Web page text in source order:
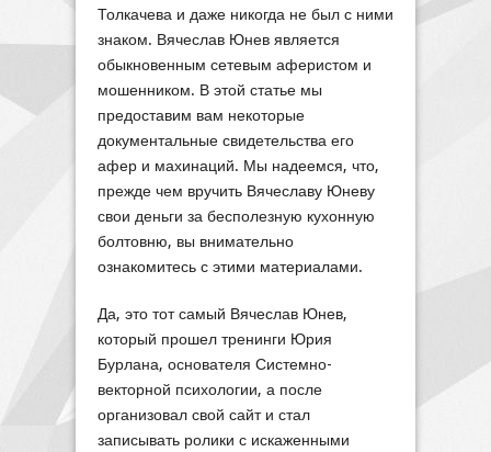
Толкачева и даже никогда не был с ними
знаком. Вячеслав Юнев является
обыкновенным сетевым аферистом и
мошенником. В этой статье мы
предоставим вам некоторые
документальные свидетельства его
афер и махинаций. Мы надеемся, что,
прежде чем вручить Вячеславу Юневу
свои деньги за бесполезную кухонную
болтовню, вы внимательно
ознакомитесь с этими материалами.
Да, это тот самый Вячеслав Юнев,
который прошел тренинги Юрия
Бурлана, основателя Системно-
векторной психологии, а после
организовал свой сайт и стал
записывать ролики с искаженными